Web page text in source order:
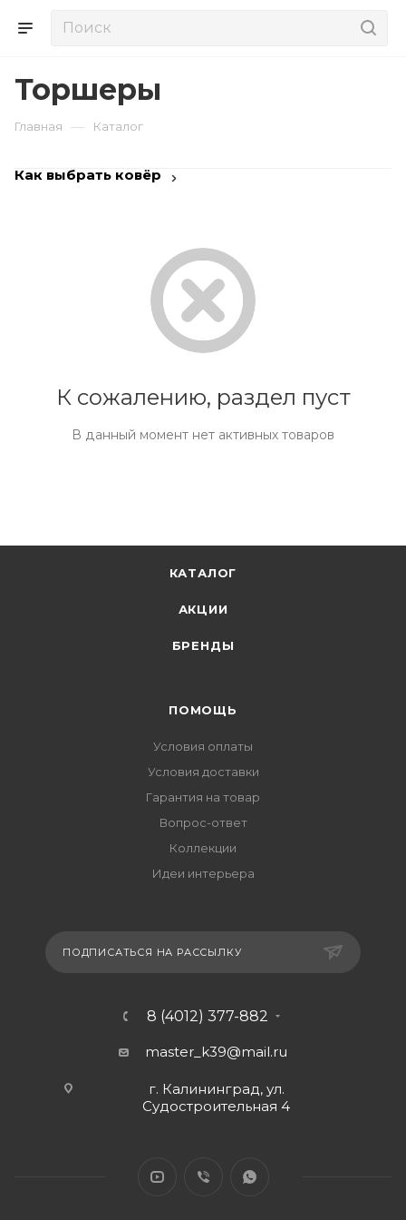
Торшеры
Главная — Каталог
Как выбрать ковёр
К сожалению, раздел пуст
В данный момент нет активных товаров
КАТАЛОГ
АКЦИИ
БРЕНДЫ
ПОМОЩЬ
Условия оплаты
Условия доставки
Гарантия на товар
Вопрос-ответ
Коллекции
Идеи интерьера
ПОДПИСАТЬСЯ НА РАССЫЛКУ
8 (4012) 377-882
master_k39@mail.ru
г. Калининград, ул.
Судостроительная 4